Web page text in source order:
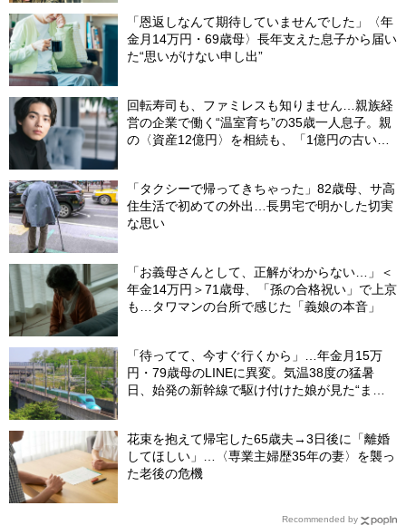
「恩返しなんて期待していませんでした」〈年
金月14万円・69歳母〉長年支えた息子から届い
た“思いがけない申し出”
回転寿司も、ファミレスも知りません…親族経
営の企業で働く“温室育ち”の35歳一人息子。親
の〈資産12億円〉を相続も、「1億円の古いビ
「タクシーで帰ってきちゃった」82歳母、サ高
住生活で初めての外出…長男宅で明かした切実
な思い
「お義母さんとして、正解がわからない…」＜
年金14万円＞71歳母、「孫の合格祝い」で上京
も…タワマンの台所で感じた「義娘の本音」
「待ってて、今すぐ行くから」…年金月15万
円・79歳母のLINEに異変。気温38度の猛暑
日、始発の新幹線で駆け付けた娘が見た“まさ
花束を抱えて帰宅した65歳夫→3日後に「離婚
してほしい」…〈専業主婦歴35年の妻〉を襲っ
た老後の危機
Recommended by